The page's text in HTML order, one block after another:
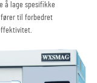
å lage spesifikke
til forbedret